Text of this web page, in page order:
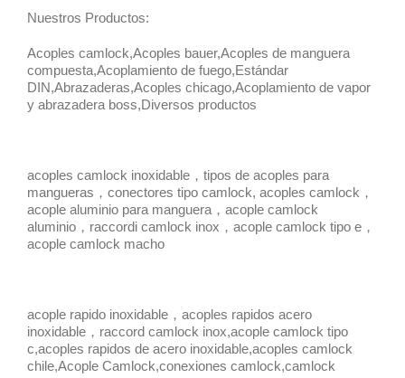
Nuestros Productos:
Acoples camlock,Acoples bauer,Acoples de manguera
compuesta,Acoplamiento de fuego,Estándar
DIN,Abrazaderas,Acoples chicago,Acoplamiento de vapor
y abrazadera boss,Diversos productos
acoples camlock inoxidable，tipos de acoples para
mangueras，conectores tipo camlock, acoples camlock，
acople aluminio para manguera，acople camlock
aluminio，raccordi camlock inox，acople camlock tipo e，
acople camlock macho
acople rapido inoxidable，acoples rapidos acero
inoxidable，raccord camlock inox,acople camlock tipo
c,acoples rapidos de acero inoxidable,acoples camlock
chile,Acople Camlock,conexiones camlock,camlock